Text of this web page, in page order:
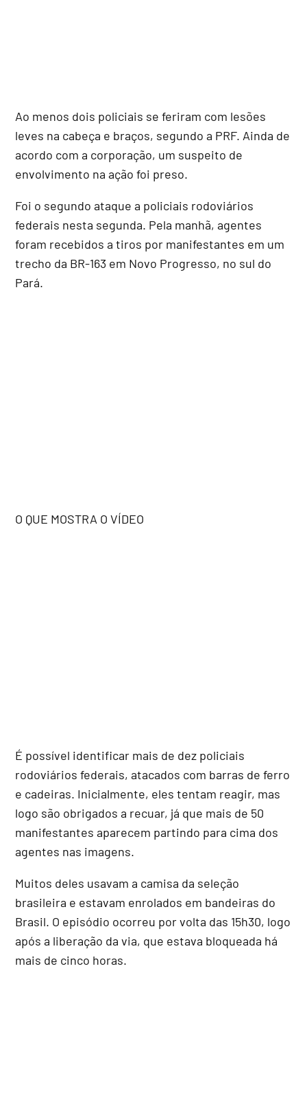
Ao menos dois policiais se feriram com lesões
leves na cabeça e braços, segundo a PRF. Ainda de
acordo com a corporação, um suspeito de
envolvimento na ação foi preso.
Foi o segundo ataque a policiais rodoviários
federais nesta segunda. Pela manhã, agentes
foram recebidos a tiros por manifestantes em um
trecho da BR-163 em Novo Progresso, no sul do
Pará.
O QUE MOSTRA O VÍDEO
É possível identificar mais de dez policiais
rodoviários federais, atacados com barras de ferro
e cadeiras. Inicialmente, eles tentam reagir, mas
logo são obrigados a recuar, já que mais de 50
manifestantes aparecem partindo para cima dos
agentes nas imagens.
Muitos deles usavam a camisa da seleção
brasileira e estavam enrolados em bandeiras do
Brasil. O episódio ocorreu por volta das 15h30, logo
após a liberação da via, que estava bloqueada há
mais de cinco horas.